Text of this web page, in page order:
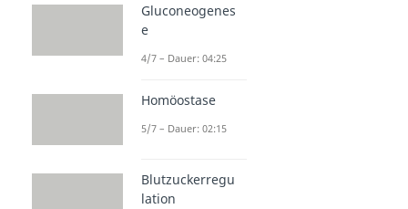
Gluconeogenes
e
4/7 – Dauer: 04:25
Homöostase
5/7 – Dauer: 02:15
Blutzuckerregu
lation